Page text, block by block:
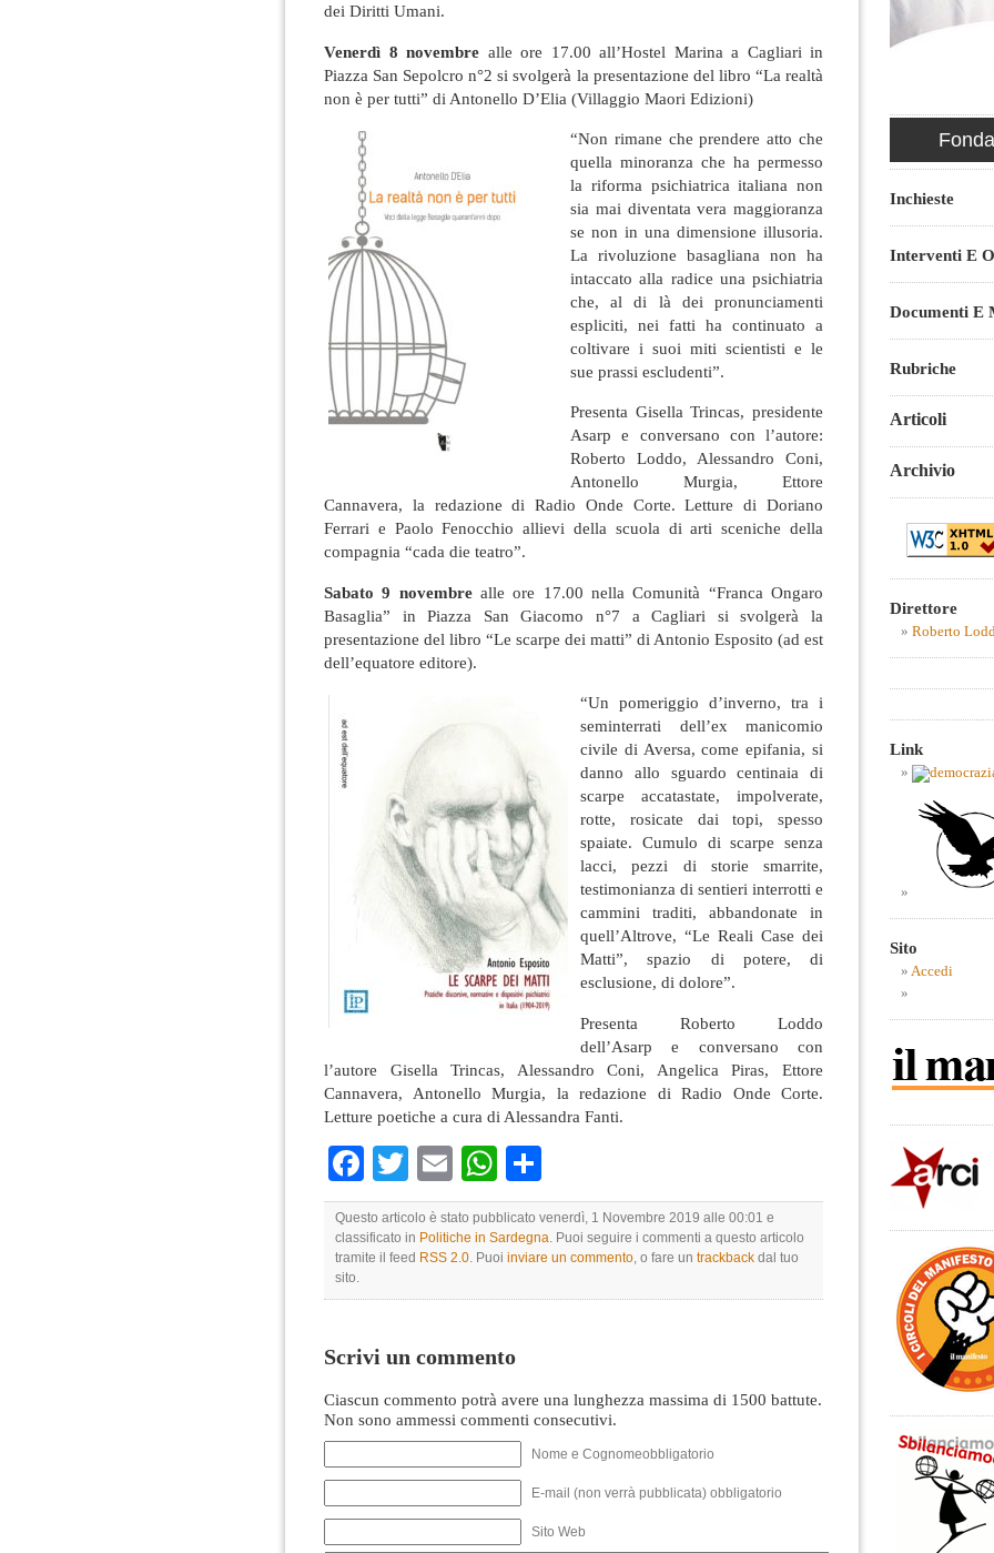
dei Diritti Umani.
Venerdì 8 novembre alle ore 17.00 all’Hostel Marina a Cagliari in
Piazza San Sepolcro n°2 si svolgerà la presentazione del libro “La realtà
non è per tutti” di Antonello D’Elia (Villaggio Maori Edizioni)
“Non rimane che prendere atto che
quella minoranza che ha permesso
la riforma psichiatrica italiana non
sia mai diventata vera maggioranza
se non in una dimensione illusoria.
La rivoluzione basagliana non ha
intaccato alla radice una psichiatria
che, al di là dei pronunciamenti
espliciti, nei fatti ha continuato a
coltivare i suoi miti scientisti e le
sue prassi escludenti”.
Presenta Gisella Trincas, presidente
Asarp e conversano con l’autore:
Roberto Loddo, Alessandro Coni,
Antonello Murgia, Ettore
Cannavera, la redazione di Radio Onde Corte. Letture di Doriano
Ferrari e Paolo Fenocchio allievi della scuola di arti sceniche della
compagnia “cada die teatro”.
Sabato 9 novembrealle ore 17.00 nella Comunità “Franca Ongaro
Basaglia” in Piazza San Giacomo n°7 a Cagliari si svolgerà la
presentazione del libro “Le scarpe dei matti” di Antonio Esposito (ad est
dell’equatore editore).
“Un pomeriggio d’inverno, tra i
seminterrati dell’ex manicomio
civile di Aversa, come epifania, si
danno allo sguardo centinaia di
scarpe accatastate, impolverate,
rotte, rosicate dai topi, spesso
spaiate. Cumulo di scarpe senza
lacci, pezzi di storie smarrite,
testimonianza di sentieri interrotti e
cammini traditi, abbandonate in
quell’Altrove, “Le Reali Case dei
Matti”, spazio di potere, di
esclusione, di dolore”.
Presenta Roberto Loddo
dell’Asarp e conversano con
l’autore Gisella Trincas, Alessandro Coni, Angelica Piras, Ettore
Cannavera, Antonello Murgia, la redazione di Radio Onde Corte.
Letture poetiche a cura di Alessandra Fanti.
Facebook
TwitterEmailWhatsApp
Questo articolo è stato pubblicato venerdì, 1 Novembre 2019 alle 00:01 e
classificato in Politiche in Sardegna. Puoi seguire i commenti a questo articolo
tramite il feed RSS 2.0. Puoi inviare un commento, o fare un trackback dal tuo
sito.
Scrivi un commento
Ciascun commento potrà avere una lunghezza massima di 1500 battute.
Non sono ammessi commenti consecutivi.
Nome e Cognomeobbligatorio
E-mail (non verrà pubblicata) obbligatorio
Sito Web
Inchieste
Interventi E
Documenti E
Rubriche
Articoli
Archivio
Direttore
Roberto
Link
Sito
Accedi